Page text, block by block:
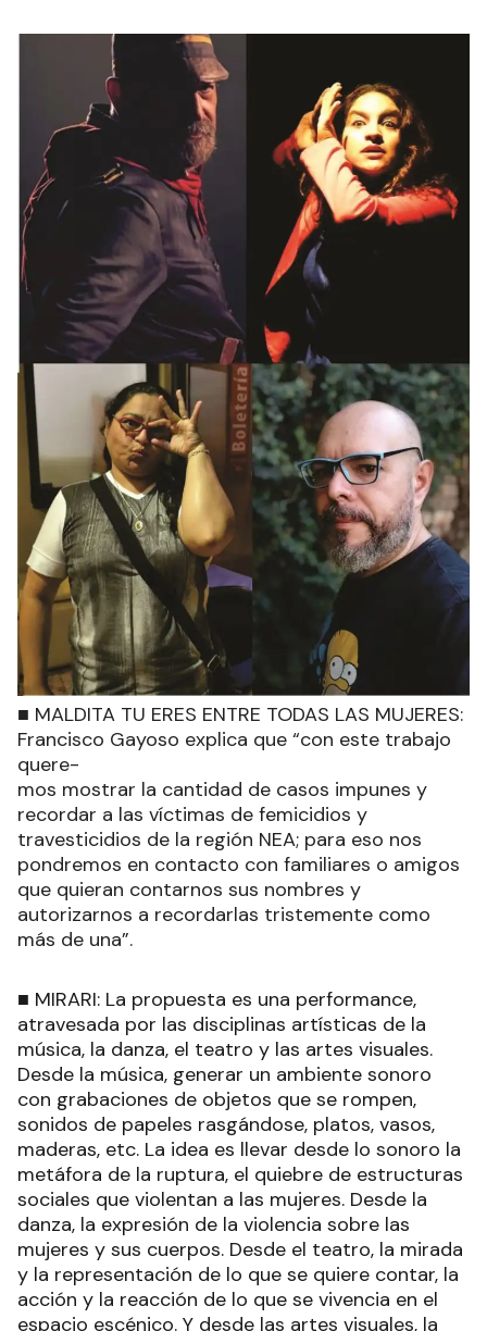
■ MALDITA TU ERES ENTRE TODAS LAS MUJERES:
Francisco Gayoso explica que “con este trabajo
quere-
mos mostrar la cantidad de casos impunes y
recordar a las víctimas de femicidios y
travesticidios de la región NEA; para eso nos
pondremos en contacto con familiares o amigos
que quieran contarnos sus nombres y
autorizarnos a recordarlas tristemente como
más de una”.
■ MIRARI: La propuesta es una performance,
atravesada por las disciplinas artísticas de la
música, la danza, el teatro y las artes visuales.
Desde la música, generar un ambiente sonoro
con grabaciones de objetos que se rompen,
sonidos de papeles rasgándose, platos, vasos,
maderas, etc. La idea es llevar desde lo sonoro la
metáfora de la ruptura, el quiebre de estructuras
sociales que violentan a las mujeres. Desde la
danza, la expresión de la violencia sobre las
mujeres y sus cuerpos. Desde el teatro, la mirada
y la representación de lo que se quiere contar, la
acción y la reacción de lo que se vivencia en el
espacio escénico. Y desde las artes visuales, la